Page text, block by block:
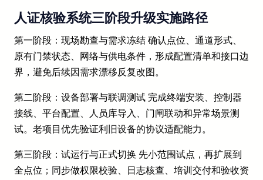
人证核验系统三阶段升级实施路径
第一阶段：现场勘查与需求冻结 确认点位、通道形式、
原有门禁状态、网络与供电条件，形成配置清单和接口边
界，避免后续因需求漂移反复改图。
第二阶段：设备部署与联调测试 完成终端安装、控制器
接线、平台配置、人员库导入、门闸联动和异常场景测
试。老项目优先验证利旧设备的协议适配能力。
第三阶段：试运行与正式切换 先小范围试点，再扩展到
全点位；同步做权限校验、日志核查、培训交付和验收资